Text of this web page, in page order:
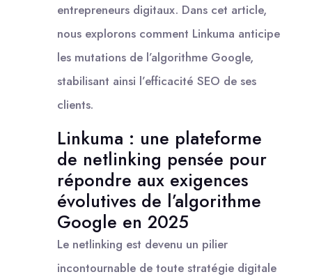
entrepreneurs digitaux. Dans cet article,
nous explorons comment Linkuma anticipe
les mutations de l’algorithme Google,
stabilisant ainsi l’efficacité SEO de ses
clients.
Linkuma : une plateforme
de netlinking pensée pour
répondre aux exigences
évolutives de l’algorithme
Google en 2025
Le netlinking est devenu un pilier
incontournable de toute stratégie digitale